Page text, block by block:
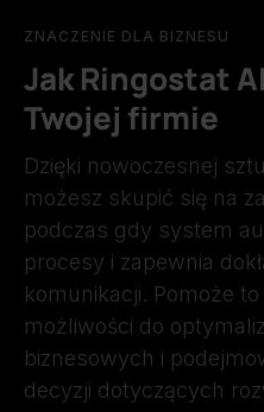
ZNACZENIE DLA BIZNESU
Jak Ringostat
Twojej firmie
Dzięki nowoczesnej
możesz skupić się na
podczas gdy system
procesy i zapewnia
komunikacji. Pomoże
możliwości do
biznesowych i
decyzji dotyczących